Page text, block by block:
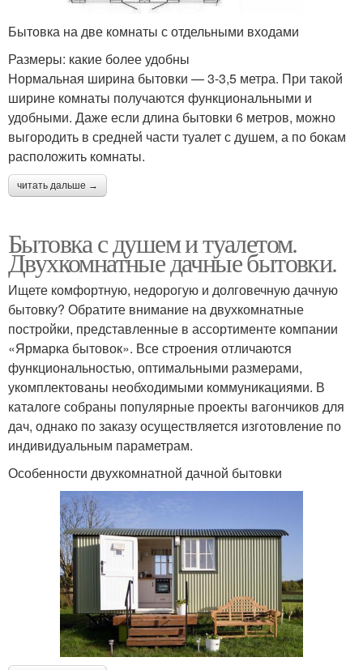
Бытовка на две комнаты с отдельными входами
Размеры: какие более удобны
Нормальная ширина бытовки — 3-3,5 метра. При такой
ширине комнаты получаются функциональными и
удобными. Даже если длина бытовки 6 метров, можно
выгородить в средней части туалет с душем, а по бокам
расположить комнаты.
читать дальше →
Бытовка с душем и туалетом.
Двухкомнатные дачные бытовки.
Ищете комфортную, недорогую и долговечную дачную
бытовку? Обратите внимание на двухкомнатные
постройки, представленные в ассортименте компании
«Ярмарка бытовок». Все строения отличаются
функциональностью, оптимальными размерами,
укомплектованы необходимыми коммуникациями. В
каталоге собраны популярные проекты вагончиков для
дач, однако по заказу осуществляется изготовление по
индивидуальным параметрам.
Особенности двухкомнатной дачной бытовки